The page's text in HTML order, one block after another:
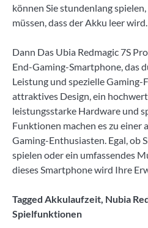
können Sie stundenlang
müssen, dass der Akku leer wird.
Dann Das Ubia Redmagic 7S
End-Gaming-Smartphone, das
Leistung und spezielle Gaming-
attraktives Design, ein
leistungsstarke Hardware und
Funktionen machen es zu einer
Gaming-Enthusiasten. Egal, ob
spielen oder ein umfassendes
dieses Smartphone wird Ihre
Tagged Akkulaufzeit, Nubia
Spielfunktionen